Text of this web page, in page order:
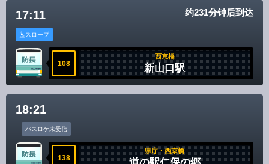
17:11 约231分钟后到达
スロープ
108
西京橋
新山口駅
18:21
バスロケ未受信
138
県庁・西京橋